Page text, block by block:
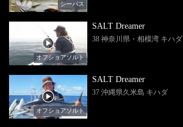
シーバス
オフショアソルト
SALT Dreamer
38 神奈川県・相模湾 キハダ
オフショアソルト
SALT Dreamer
37 沖縄県久米島 キハダ